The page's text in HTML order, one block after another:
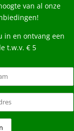
van al onze
in en ontvang een
t.w.v. € 5